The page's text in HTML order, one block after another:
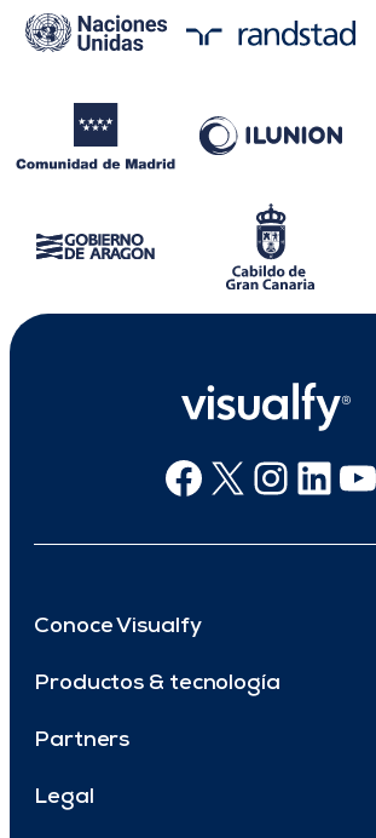
Facebook
X
Conoce Visualfy
Productos & tecnología
Partners
Legal